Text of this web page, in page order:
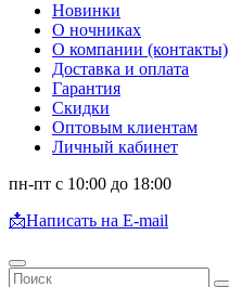
Новинки
О ночниках
О компании (контакты)
Доставка и оплата
Гарантия
Скидки
Оптовым клиентам
Личный кабинет
пн-пт с 10:00 до 18:00
📩Написать на E-mail